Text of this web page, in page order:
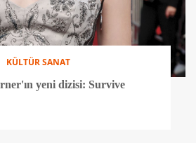
KÜLTÜR SANAT
yeni dizisi: Survive